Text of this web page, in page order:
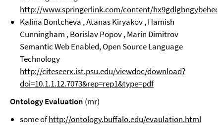
http://www.springerlink.com/content/
Kalina Bontcheva , Atanas Kiryakov , Hamish
Cunningham , Borislav Popov , Marin Dimitrov
Semantic Web Enabled, Open Source Language
Technology
http://citeseerx.ist.psu.edu/viewdoc/download?
doi=10.1.1.12.7073&rep=rep1&type=pdf
Ontology Evaluation (mr)
some ofhttp://ontology.buffalo.edu/evaulation.html